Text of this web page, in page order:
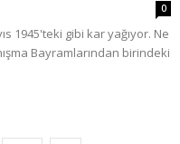
0
1945'teki gibi kar yağıyor. Ne
Bayramlarından birindeki